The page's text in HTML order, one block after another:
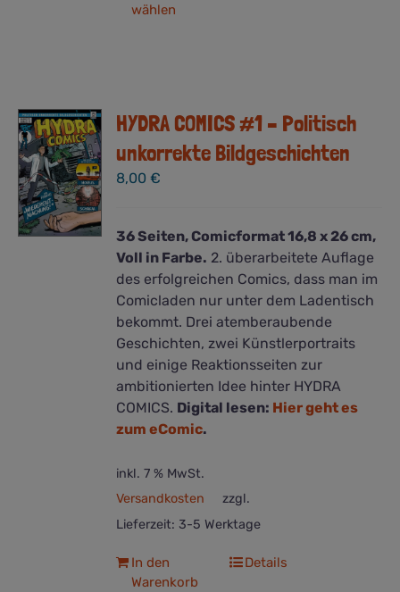
wählen
Die
können
HYDRA COMICS #1 – Politisch
unkorrekte Bildgeschichten
8,00€
36 Seiten, Comicformat 16,8 x 26 cm,
Voll in Farbe. 2. überarbeitete Auflage
des erfolgreichen Comics, dass man im
Comicladen nur unter dem Ladentisch
bekommt. Drei atemberaubende
Geschichten, zwei Künstlerportraits
und einige Reaktionsseiten zur
ambitionierten Idee hinter HYDRA
COMICS. Digital lesen: Hier geht es
zum eComic.
inkl. 7 % MwSt.
zzgl.
Versandkosten
Lieferzeit: 3-5 Werktage
In den
Warenkorb
Details